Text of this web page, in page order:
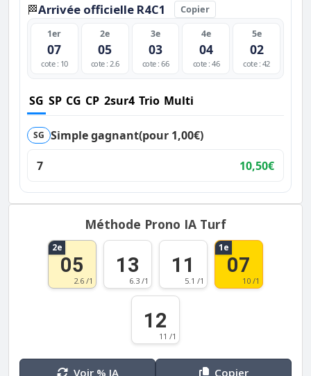
🏁Arrivée officielle R4C1 Copier
1er
07
cote : 10
2e
05
cote : 2.6
3e
03
cote : 66
4e
04
cote : 46
5e
02
cote : 42
SG SP CG CP 2sur4 Trio Multi
SG Simple gagnant(pour 1,00€)
7
10,50€
Méthode Prono IA Turf
2e
05
2.6 /1
13
6.3 /1
11
5.1 /1
1e
07
10 /1
12
11 /1
Voir % IA Copier